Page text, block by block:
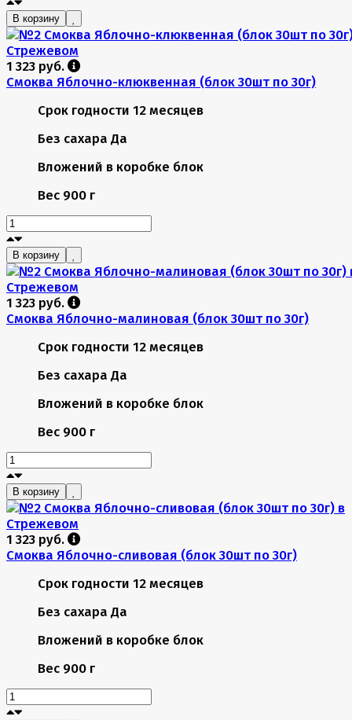
В корзину
1 323 руб.
Смоква Яблочно-клюквенная (блок 30шт по 30г)
Срок годности 12 месяцев
Без сахара Да
Вложений в коробке блок
Вес 900 г
В корзину
1 323 руб.
Смоква Яблочно-малиновая (блок 30шт по 30г)
Срок годности 12 месяцев
Без сахара Да
Вложений в коробке блок
Вес 900 г
В корзину
1 323 руб.
Смоква Яблочно-сливовая (блок 30шт по 30г)
Срок годности 12 месяцев
Без сахара Да
Вложений в коробке блок
Вес 900 г